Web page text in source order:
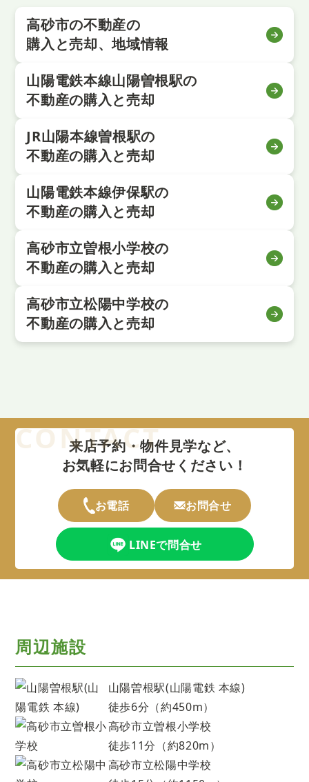
高砂市の不動産の
購入と売却、地域情報
山陽電鉄本線山陽曽根駅の
不動産の購入と売却
JR山陽本線曽根駅の
不動産の購入と売却
山陽電鉄本線伊保駅の
不動産の購入と売却
高砂市立曽根小学校の
不動産の購入と売却
高砂市立松陽中学校の
不動産の購入と売却
来店予約・物件見学など、
お気軽にお問合せください！
お電話 お問合せ
LINEで問合せ
周辺施設
山陽曽根駅(山陽電鉄 本線)
徒歩6分（約450m）
高砂市立曽根小学校
徒歩11分（約820m）
高砂市立松陽中学校